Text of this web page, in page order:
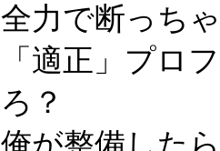
全力で断っち
「適正」プロ
ろ？
俺が整備した